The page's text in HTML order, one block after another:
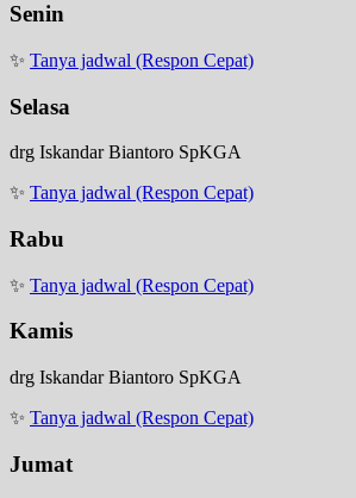
Senin
✨ Tanya jadwal (Respon Cepat)
Selasa
drg Iskandar Biantoro SpKGA
✨ Tanya jadwal (Respon Cepat)
Rabu
✨ Tanya jadwal (Respon Cepat)
Kamis
drg Iskandar Biantoro SpKGA
✨ Tanya jadwal (Respon Cepat)
Jumat